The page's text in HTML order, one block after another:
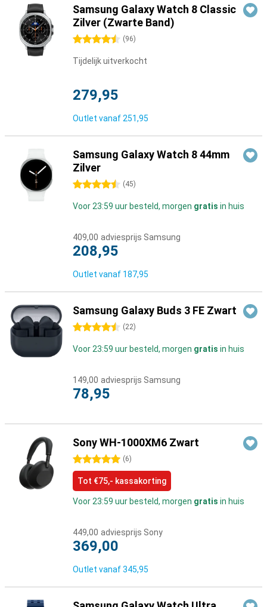
Samsung Galaxy Watch 8 Classic
Zilver (Zwarte Band)
4.5 sterren (96)
Tijdelijk uitverkocht
279,95
Outlet vanaf 251,95
Samsung Galaxy Watch 8 44mm
Zilver
4.5 sterren (45)
Voor 23:59 uur besteld, morgen gratis in huis
409,00 adviesprijs Samsung
208,95
Outlet vanaf 187,95
Samsung Galaxy Buds 3 FE Zwart
4.5 sterren (22)
Voor 23:59 uur besteld, morgen gratis in huis
149,00 adviesprijs Samsung
78,95
Sony WH-1000XM6 Zwart
5 sterren (6)
Tot €75,- kassakorting
Voor 23:59 uur besteld, morgen gratis in huis
449,00 adviesprijs Sony
369,00
Outlet vanaf345,95